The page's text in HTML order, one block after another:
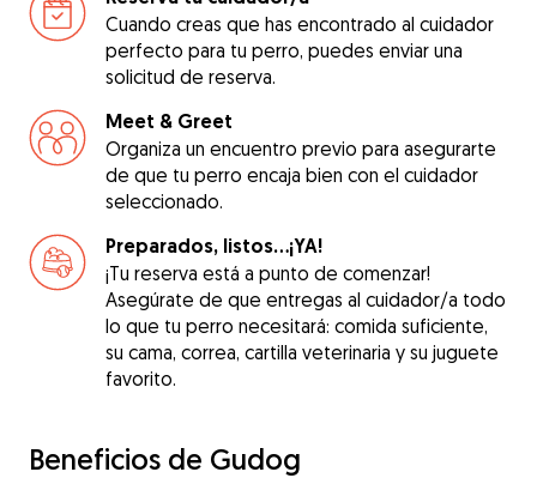
Cuando creas que has encontrado al cuidador
perfecto para tu perro, puedes enviar una
solicitud de reserva.
Meet & Greet
Organiza un encuentro previo para asegurarte
de que tu perro encaja bien con el cuidador
seleccionado.
Preparados, listos...¡YA!
¡Tu reserva está a punto de comenzar!
Asegúrate de que entregas al cuidador/a todo
lo que tu perro necesitará: comida suficiente,
su cama, correa, cartilla veterinaria y su juguete
favorito.
Beneficios de Gudog